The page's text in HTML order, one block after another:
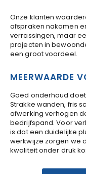
Onze klanten
afspraken nakomen
verrassingen, maar
projecten in
een groot voordeel.
MEERWAARDE
Goed onderhoud
Strakke wanden, fris
afwerking verhogen
bedrijfspand. Voor
is dat een duidelijke
werkwijze zorgen we
kwaliteit onder druk